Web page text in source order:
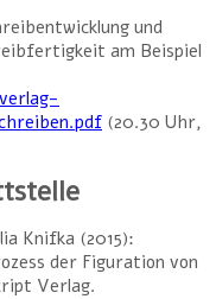
und
am Beispiel
(20.30 Uhr,
Knifka (2015):
der Figuration von
Verlag.